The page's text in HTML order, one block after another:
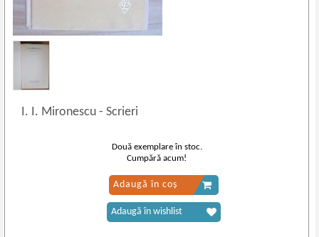
I. I. Mironescu- Scrieri
Două exemplare în stoc.
Cumpără acum!
Adaugă în coș
Adaugă în wishlist